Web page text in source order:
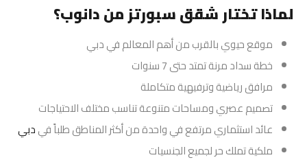
لماذا تختار شقق سبورتز من دانوب؟
موقع حيوي بالقرب من أهم المعالم في دبي
خطة سداد مرنة تمتد حتى 7 سنوات
مرافق رياضية وترفيهية متكاملة
تصميم عصري ومساحات متنوعة تناسب مختلف الاحتياجات
عائد استثماري مرتفع في واحدة من أكثر المناطق طلباً فيدبي
ملكية تملك حر لجميع الجنسيات